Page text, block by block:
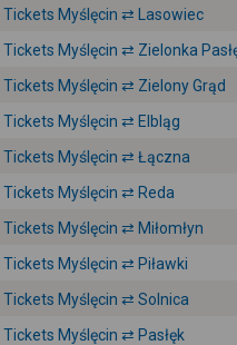
Tickets Myślęcin ⇄ Lasowiec
Tickets Myślęcin ⇄ Zielonka
Tickets Myślęcin ⇄ Zielony Grąd
Tickets Myślęcin ⇄ Elbląg
Tickets Myślęcin ⇄ Łączna
Tickets Myślęcin ⇄ Reda
Tickets Myślęcin ⇄ Miłomłyn
Tickets Myślęcin ⇄ Piławki
Tickets Myślęcin ⇄ Solnica
Tickets Myślęcin ⇄ Pasłęk